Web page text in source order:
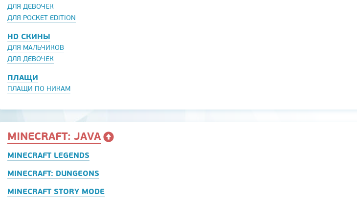
ДЛЯ ДЕВОЧЕК
ДЛЯ POCKET EDITION
HD СКИНЫ
ДЛЯ МАЛЬЧИКОВ
ДЛЯ ДЕВОЧЕК
ПЛАЩИ
ПЛАЩИ ПО НИКАМ
MINECRAFT: JAVA
MINECRAFT LEGENDS
MINECRAFT: DUNGEONS
MINECRAFT STORY MODE